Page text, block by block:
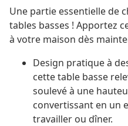
Une partie essentielle de
tables basses ! Apportez
à votre maison dès
Design pratique à
cette table basse
soulevé à une
convertissant en un
travailler ou dîner.